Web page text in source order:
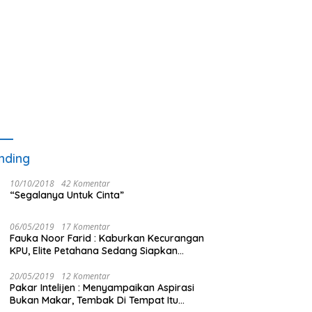
10/10/2018 42 Komentar
“Segalanya Untuk Cinta”
06/05/2019 17 Komentar
Fauka Noor Farid : Kaburkan Kecurangan
KPU, Elite Petahana Sedang Siapkan
20/05/2019 12 Komentar
Pakar Intelijen : Menyampaikan Aspirasi
Bukan Makar, Tembak Di Tempat Itu